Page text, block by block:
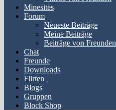
Minesites
Forum
Neueste Beiträge
Meine Beiträge
Beiträge von Freunden
Chat
Freunde
Downloads
Flirten
Blogs
Gruppen
Block Shop